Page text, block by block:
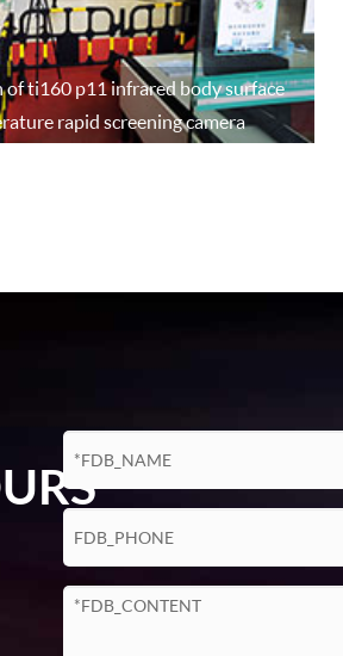
널 이름, 날짜,
박동 수
트 밸런스 (AWB)
, 선명도
RTCP
of ti160 p11 infrared body surface
rapid screening camera